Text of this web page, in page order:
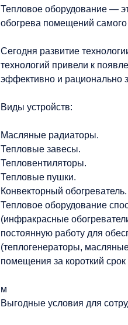
Тепловое оборудование —
обогрева помещений самого
Сегодня развитие
технологий привели к
эффективно и рационально
Виды устройств:
Масляные радиаторы.
Тепловые завесы.
Тепловентиляторы.
Тепловые пушки.
Конвекторный обогреватель.
Тепловое оборудование
(инфракрасные
постоянную работу для
(теплогенераторы,
помещения за короткий
м
Выгодные условия для